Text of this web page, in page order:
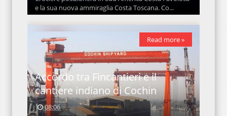
e la sua nuova ammiraglia Costa Toscana. Co...
Accordo tra Fincantieri e il
cantiere indiano di Cochin
08:06
Read more »